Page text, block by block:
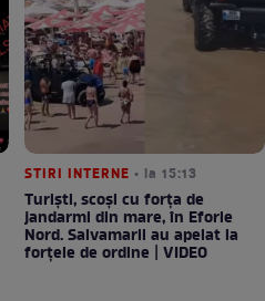
STIRI INTERNE • la 15:13
Turiști, scoși cu forța de
jandarmi din mare, în Eforie
Nord. Salvamarii au apelat la
forțele de ordine | VIDEO